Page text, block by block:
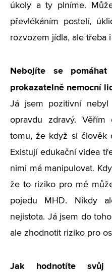
úkoly a ty plníme.
převlékáním postelí,
rozvozem jídla, ale třeba
Nebojíte se
prokazatelně nemocní
Já jsem pozitivní
opravdu zdravý. Věřím
tomu, že když si člověk
Existují edukační videa
nimi má manipulovat.
že to riziko pro mě
pojedu MHD. Nikdy
nejistota. Já jsem do
ale zhodnotit riziko pro
Jak hodnotíte svůj